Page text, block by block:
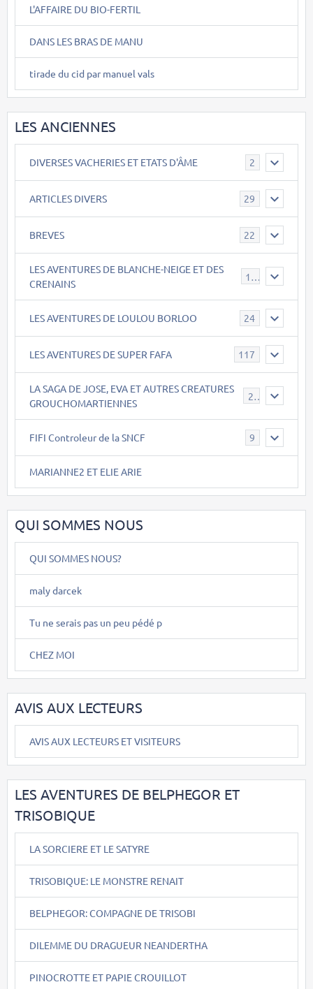
L'AFFAIRE DU BIO-FERTIL
DANS LES BRAS DE MANU
tirade du cid par manuel vals
LES ANCIENNES
DIVERSES VACHERIES ET ETATS D'ÂME 2
ARTICLES DIVERS 29
BREVES 22
LES AVENTURES DE BLANCHE-NEIGE ET DES
CRENAINS
17
LES AVENTURES DE LOULOU BORLOO 24
LES AVENTURES DE SUPER FAFA 117
LA SAGA DE JOSE, EVA ET AUTRES CREATURES
GROUCHOMARTIENNES
26
FIFI Controleur de la SNCF 9
MARIANNE2 ET ELIE ARIE
QUI SOMMES NOUS
QUI SOMMES NOUS?
maly darcek
Tu ne serais pas un peu pédé p
CHEZ MOI
AVIS AUX LECTEURS
AVIS AUX LECTEURS ET VISITEURS
LES AVENTURES DE BELPHEGOR ET
TRISOBIQUE
LA SORCIERE ET LE SATYRE
TRISOBIQUE: LE MONSTRE RENAIT
BELPHEGOR: COMPAGNE DE TRISOBI
DILEMME DU DRAGUEUR NEANDERTHA
PINOCROTTE ET PAPIE CROUILLOT